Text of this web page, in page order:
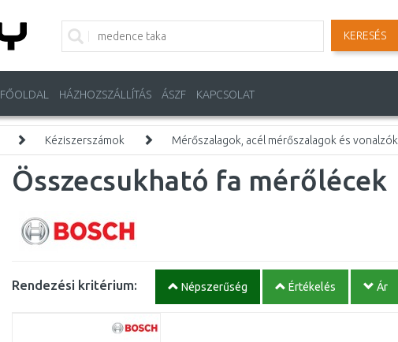
KERESÉS
FŐOLDAL HÁZHOZSZÁLLÍTÁS ÁSZF KAPCSOLAT
Kéziszerszámok Mérőszalagok, acél mérőszalagok és vonalzók
Összecsukható fa mérőlécek
Rendezési kritérium: Népszerűség Értékelés Ár